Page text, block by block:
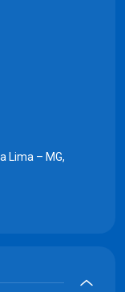
Lima – MG,